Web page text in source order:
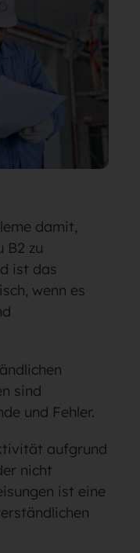
damit,
B2 zu
ist das
wenn es
sind
und Fehler.
aufgrund
nicht
ist eine